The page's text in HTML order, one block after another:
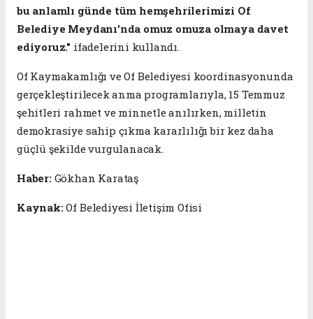
bu anlamlı günde tüm hemşehrilerimizi Of
Belediye Meydanı'nda omuz omuza olmaya davet
ediyoruz." ifadelerini kullandı.
Of Kaymakamlığı ve Of Belediyesi koordinasyonunda
gerçekleştirilecek anma programlarıyla, 15 Temmuz
şehitleri rahmet ve minnetle anılırken, milletin
demokrasiye sahip çıkma kararlılığı bir kez daha
güçlü şekilde vurgulanacak.
Haber: Gökhan Karataş
Kaynak:Of Belediyesi İletişim Ofisi